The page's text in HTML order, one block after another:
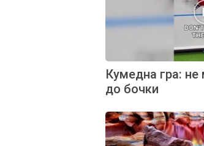
Кумедна гра:
до бочки